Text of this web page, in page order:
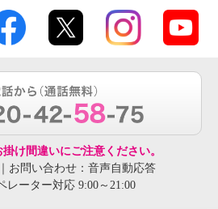
け間違いにご注意ください。
お問い合わせ：音声自動応答
レーター対応 9:00～21:00